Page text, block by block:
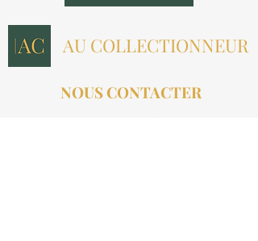
AU COLLECTIONNEUR
NOUS CONTACTER